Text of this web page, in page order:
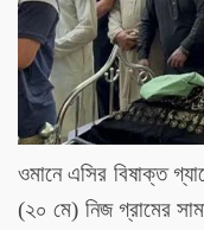
ওমানে এসির বিষাক্ত
(২০ মে) নিজ গ্রামের